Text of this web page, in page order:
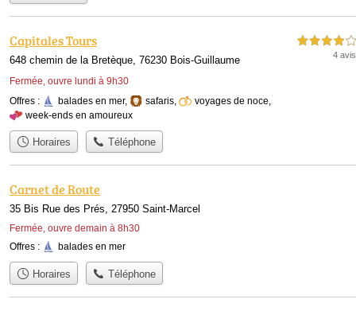
Capitales Tours
648 chemin de la Bretèque, 76230 Bois-Guillaume
Fermée, ouvre lundi à 9h30
4,0 étoiles sur 5
4 avis
Offres : balades en mer, safaris, voyages de noce,
week-ends en amoureux
Horaires Téléphone
Carnet de Route
35 Bis Rue des Prés, 27950 Saint-Marcel
Fermée, ouvre demain à 8h30
Offres :
balades en mer
Horaires Téléphone